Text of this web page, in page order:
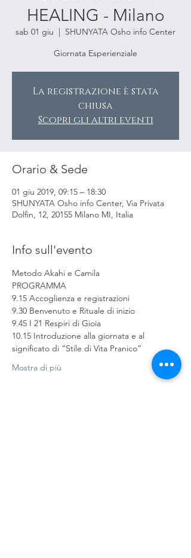
HEALING - Milano
sab 01 giu
  |
SHUNYATA Osho info Center
Giornata Esperienziale
La registrazione è stata
chiusa
Scopri gli altri eventi
Orario & Sede
01 giu 2019, 09:15 – 18:30
SHUNYATA Osho info Center, Via Privata
Dolfin, 12, 20155 Milano MI, Italia
Info sull'evento
Metodo Akahi e Camila
PROGRAMMA
9.15 Accoglienza e registrazioni
9.30 Benvenuto e Rituale di inizio
9.45 I 21 Respiri di Gioia
10.15 Introduzione alla giornata e al
significato di “Stile di Vita Pranico”
Mostra di più